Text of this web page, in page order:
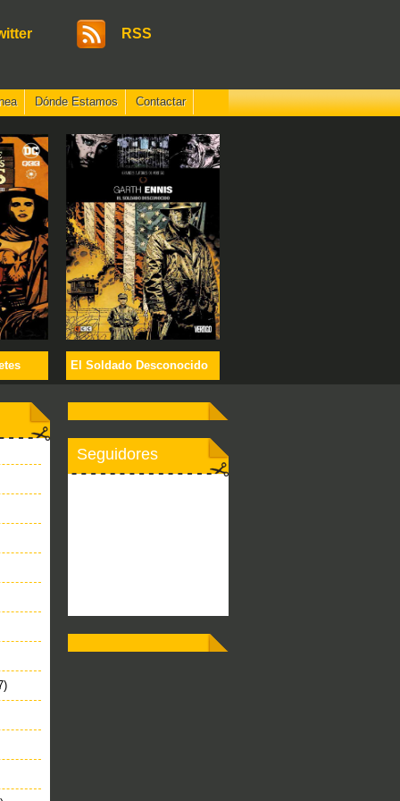
RSS
Dónde Estamos Contactar
El Soldado Desconocido
Seguidores